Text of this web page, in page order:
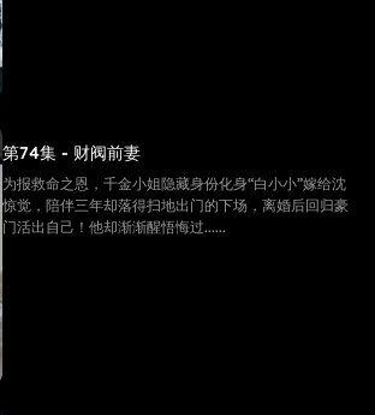
第74集 - 财阀前妻
为报救命之恩，千金小姐隐藏身份化身“白小小”嫁给沈
惊觉，陪伴三年却落得扫地出门的下场，离婚后回归豪
门活出自己！他却渐渐醒悟悔过......